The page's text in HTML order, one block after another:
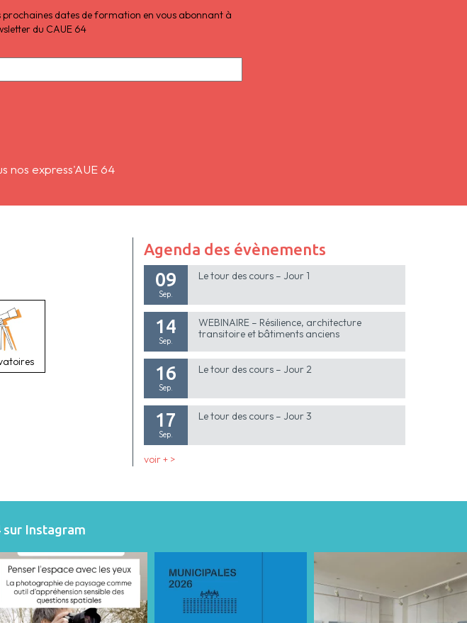
prochaines dates de formation en vous abonnant à
du CAUE 64
nos express'AUE 64
Agenda des évènements
09
Sep.
Le tour des cours – Jour 1
14
Sep.
WEBINAIRE – Résilience, architecture
transitoire et bâtiments anciens
16
Sep.
Le tour des cours – Jour 2
17
Sep.
Le tour des cours – Jour 3
voir + >
sur Instagram